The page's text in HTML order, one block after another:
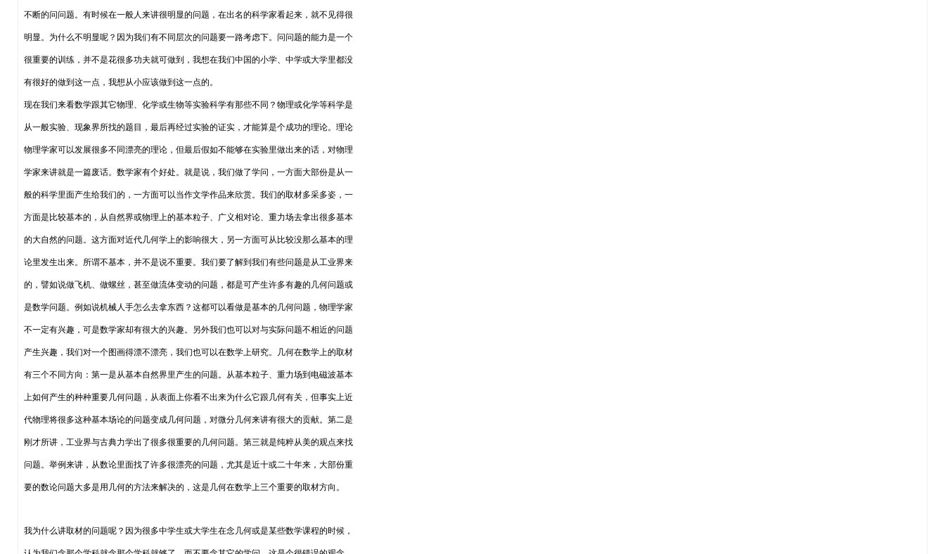
不断的问问题。有时候在一般人来讲很明显的问题，在出名的科学家看起来，就不见得很
明显。为什么不明显呢？因为我们有不同层次的问题要一路考虑下。问问题的能力是一个
很重要的训练，并不是花很多功夫就可做到，我想在我们中国的小学、中学或大学里都没
有很好的做到这一点，我想从小应该做到这一点的。
现在我们来看数学跟其它物理、化学或生物等实验科学有那些不同？物理或化学等科学是
从一般实验、现象界所找的题目，最后再经过实验的证实，才能算是个成功的理论。理论
物理学家可以发展很多不同漂亮的理论，但最后假如不能够在实验里做出来的话，对物理
学家来讲就是一篇废话。数学家有个好处。就是说，我们做了学问，一方面大部份是从一
般的科学里面产生给我们的，一方面可以当作文学作品来欣赏。我们的取材多采多姿，一
方面是比较基本的，从自然界或物理上的基本粒子、广义相对论、重力场去拿出很多基本
的大自然的问题。这方面对近代几何学上的影响很大，另一方面可从比较没那么基本的理
论里发生出来。所谓不基本，并不是说不重要。我们要了解到我们有些问题是从工业界来
的，譬如说做飞机、做螺丝，甚至做流体变动的问题，都是可产生许多有趣的几何问题或
是数学问题。例如说机械人手怎么去拿东西？这都可以看做是基本的几何问题，物理学家
不一定有兴趣，可是数学家却有很大的兴趣。另外我们也可以对与实际问题不相近的问题
产生兴趣，我们对一个图画得漂不漂亮，我们也可以在数学上研究。几何在数学上的取材
有三个不同方向：第一是从基本自然界里产生的问题。从基本粒子、重力场到电磁波基本
上如何产生的种种重要几何问题，从表面上你看不出来为什么它跟几何有关，但事实上近
代物理将很多这种基本场论的问题变成几何问题，对微分几何来讲有很大的贡献。第二是
刚才所讲，工业界与古典力学出了很多很重要的几何问题。第三就是纯粹从美的观点来找
问题。举例来讲，从数论里面找了许多很漂亮的问题，尤其是近十或二十年来，大部份重
要的数论问题大多是用几何的方法来解决的，这是几何在数学上三个重要的取材方向。
我为什么讲取材的问题呢？因为很多中学生或大学生在念几何或是某些数学课程的时候，